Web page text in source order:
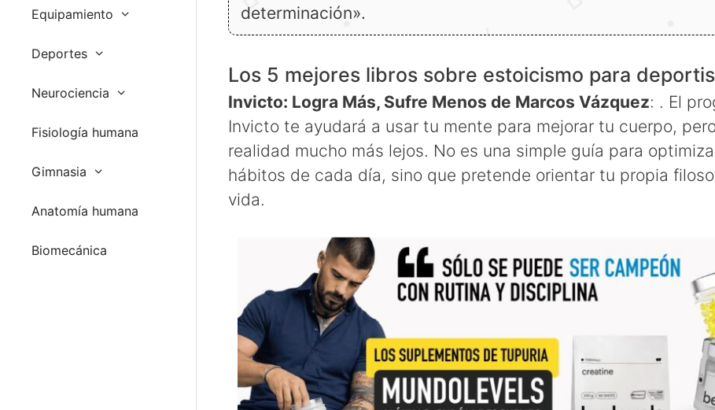
Equipamiento
Deportes
Neurociencia
Fisiología humana
Gimnasia
Anatomía humana
Biomecánica
determinación».
Los 5 mejores libros sobre estoicismo para
Invicto: Logra Más, Sufre Menos de Marcos Vázquez: . El
Invicto te ayudará a usar tu mente para mejorar tu cuerpo,
realidad mucho más lejos. No es una simple guía para
hábitos de cada día, sino que pretende orientar tu propia
vida.